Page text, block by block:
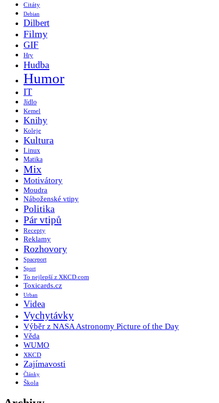
Citáty
Debian
Dilbert
Filmy
GIF
Hry
Hudba
Humor
IT
Jídlo
Kemel
Knihy
Koleje
Kultura
Linux
Matika
Mix
Motivátory
Moudra
Náboženské vtipy
Politika
Pár vtipů
Recepty
Reklamy
Rozhovory
Spaceport
Sport
To nejlepší z XKCD.com
Toxicards.cz
Urban
Videa
Vychytávky
Výběr z NASA Astronomy Picture of the Day
Věda
WUMO
XKCD
Zajímavosti
Články
Škola